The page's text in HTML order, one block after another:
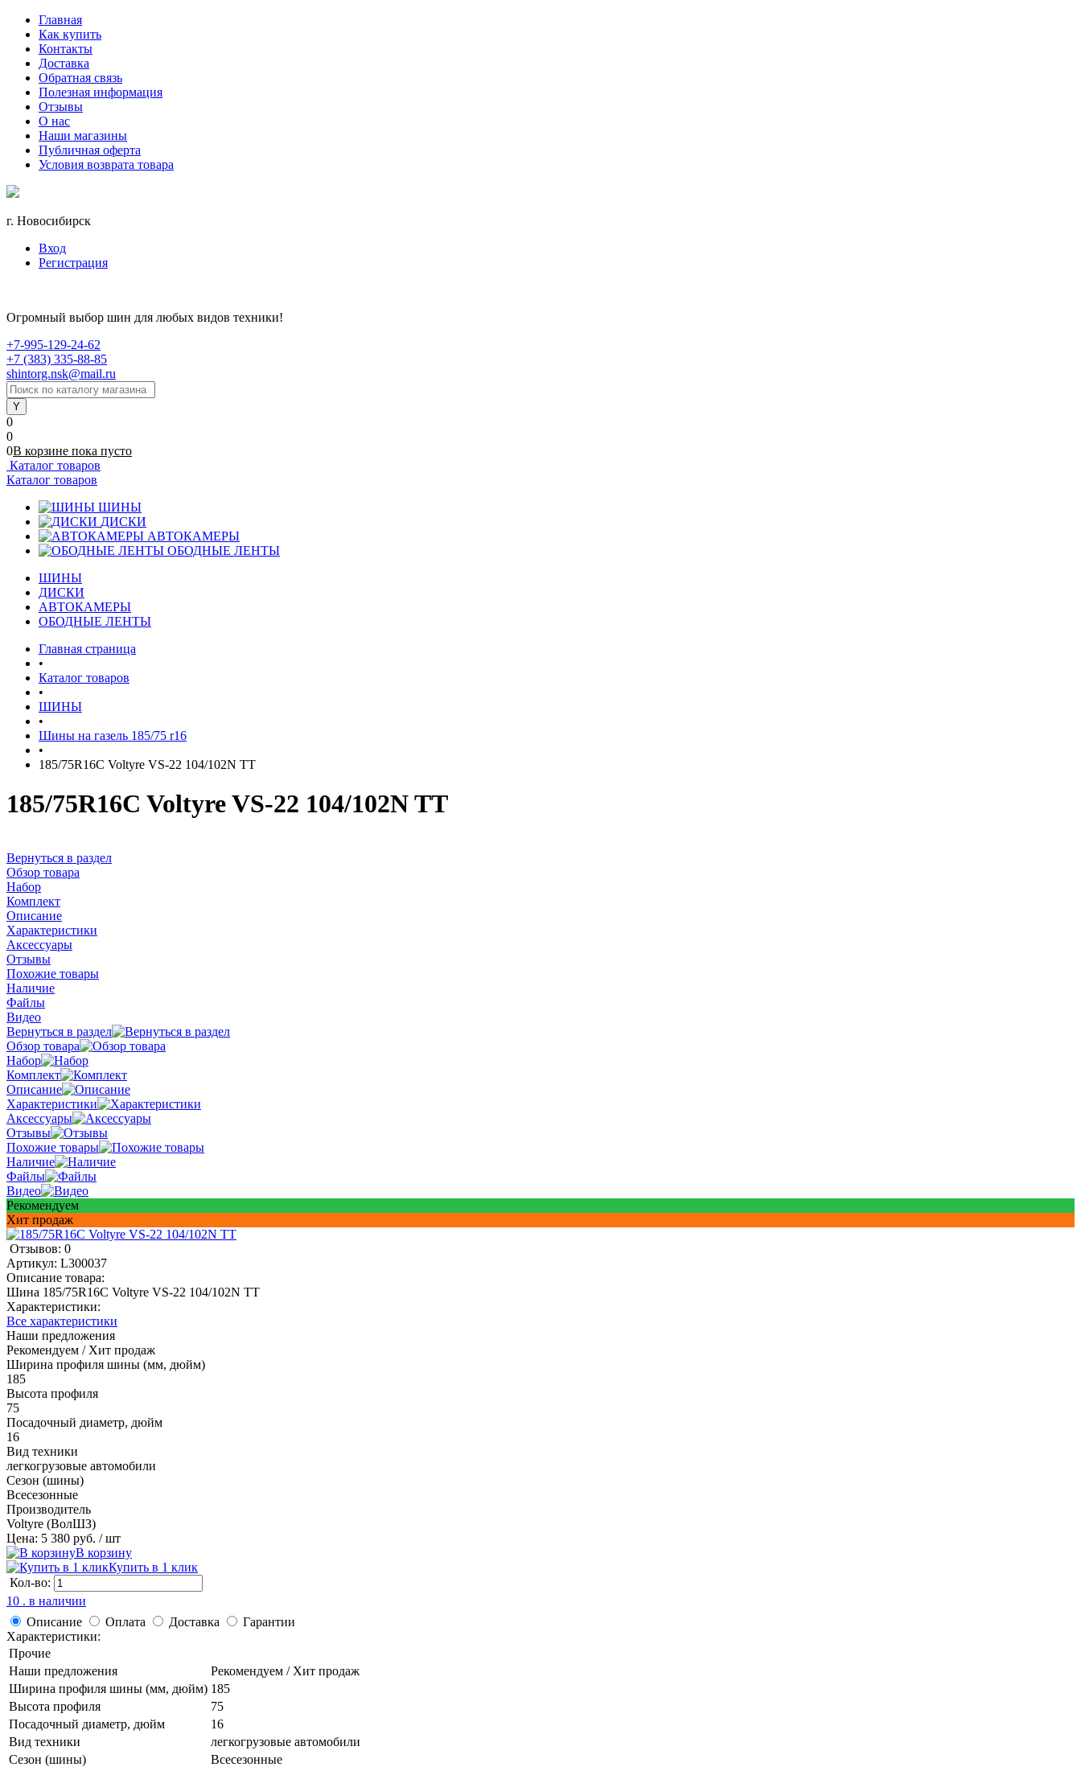
Главная
Как купить
Контакты
Доставка
Обратная связь
Полезная информация
Отзывы
О нас
Наши магазины
Публичная оферта
Условия возврата товара
г. Новосибирск
Вход
Регистрация
Огромный выбор шин для любых видов техники!
+7-995-129-24-62
+7 (383) 335-88-85
shintorg.nsk@mail.ru
0
0
0В корзине пока пусто
Каталог товаров
Каталог товаров
ШИНЫ
ДИСКИ
АВТОКАМЕРЫ
ОБОДНЫЕ ЛЕНТЫ
ШИНЫ
ДИСКИ
АВТОКАМЕРЫ
ОБОДНЫЕ ЛЕНТЫ
Главная страница
•
Каталог товаров
•
ШИНЫ
•
Шины на газель 185/75 r16
•
185/75R16C Voltyre VS-22 104/102N TT
185/75R16C Voltyre VS-22 104/102N TT
Вернуться в раздел
Обзор товара
Набор
Комплект
Описание
Характеристики
Аксессуары
Отзывы
Похожие товары
Наличие
Файлы
Видео
Вернуться в раздел
Обзор товара
Набор
Комплект
Описание
Характеристики
Аксессуары
Отзывы
Похожие товары
Наличие
Файлы
Видео
Рекомендуем
Хит продаж
Отзывов: 0
Артикул: L300037
Описание товара:
Шина 185/75R16C Voltyre VS-22 104/102N TT
Характеристики:
Все характеристики
Наши предложения
Рекомендуем / Хит продаж
Ширина профиля шины (мм, дюйм)
185
Высота профиля
75
Посадочный диаметр, дюйм
16
Вид техники
легкогрузовые автомобили
Сезон (шины)
Всесезонные
Производитель
Voltyre (ВолШЗ)
Цена: 5 380 руб. / шт
В корзину
Купить в 1 клик
Кол-во:
10 . в наличии
Описание
Оплата Доставка
Гарантии
Характеристики:
Прочие
Наши предложения
Рекомендуем / Хит продаж
Ширина профиля шины (мм, дюйм) 185
Высота профиля
75
Посадочный диаметр, дюйм
16
Вид техники
легкогрузовые автомобили
Сезон (шины)
Всесезонные